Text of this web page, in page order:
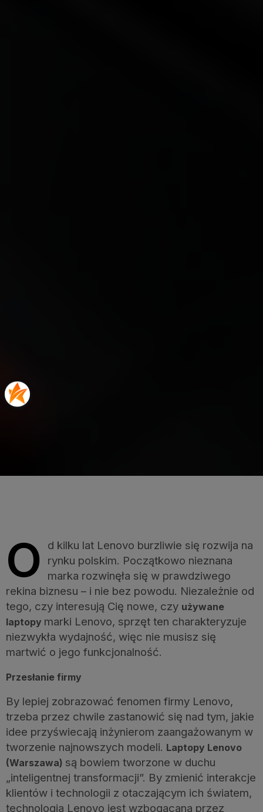
O
d kilku lat Lenovo burzliwie się rozwija na
rynku polskim. Początkowo nieznana
marka rozwinęła się w prawdziwego
rekina biznesu – i nie bez powodu. Niezależnie od
tego, czy interesują Cię nowe, czy używane
laptopy marki Lenovo, sprzęt ten charakteryzuje
niezwykła wydajność, więc nie musisz się
martwić o jego funkcjonalność.
Przesłanie firmy
By lepiej zobrazować fenomen firmy Lenovo,
trzeba przez chwile zastanowić się nad tym, jakie
idee przyświecają inżynierom zaangażowanym w
tworzenie najnowszych modeli. Laptopy Lenovo
(Warszawa) są bowiem tworzone w duchu
„inteligentnej transformacji”. By zmienić interakcje
klientów i technologii z otaczającym ich światem,
technologia Lenovo jest wzbogacana przez